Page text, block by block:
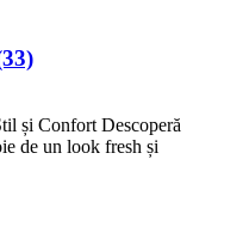
și Confort Descoperă
de un look fresh și